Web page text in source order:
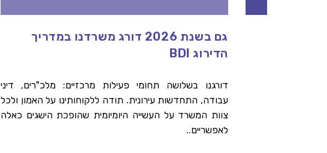
גם בשנת 2026 דורג משרדנו במדריך
הדירוג BDI
דורגנו בשלושה תחומי פעילות מרכזיים: מלכ"רים, דיני
עבודה, התחדשות עירונית. תודה ללקוחותינו על האמון ולכל
צוות המשרד על העשייה היומיומית שהופכת הישגים כאלה
לאפשריים..